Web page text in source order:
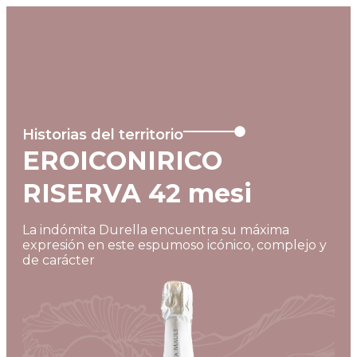
Historias del territorio
EROICONIRICO
RISERVA 42 mesi
La indómita Durella encuentra su máxima
expresión en este espumoso icónico, complejo y
de carácter